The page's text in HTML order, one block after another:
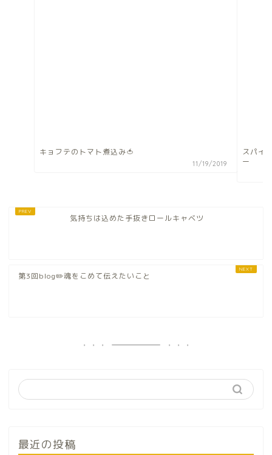
キョフテのトマト煮込み🍅
11/19/2019
スパイ
ー
気持ちは込めた手抜きロールキャベツ
第3回blog✏️魂をこめて伝えたいこと
最近の投稿